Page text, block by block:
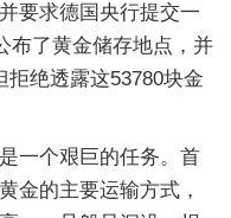
要求德国央行提交一
布了黄金储存地点，并
绝透露这53780块金
一个艰巨的任务。首
金的主要运输方式，